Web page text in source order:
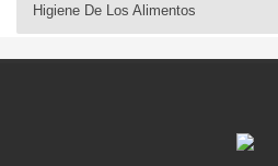
Higiene De Los Alimentos